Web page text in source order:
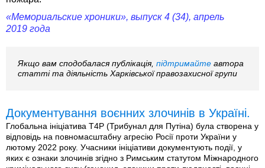
«Мемориальские хроники», выпуск 4 (34), апрель
2019 года
Якщо вам сподобалася публікація, підтримайте автора
статті та діяльність Харківської правозахисної групи
Документування воєнних злочинів в Україні.
Глобальна ініціатива T4P (Трибунал для Путіна) була створена у
відповідь на повномасштабну агресію Росії проти України у
лютому 2022 року. Учасники ініціативи документують події, у
яких є ознаки злочинів згідно з Римським статутом Міжнародного